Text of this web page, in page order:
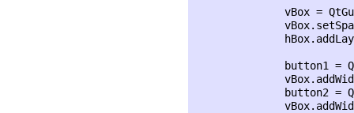
vBox =
button1 =
button2 =